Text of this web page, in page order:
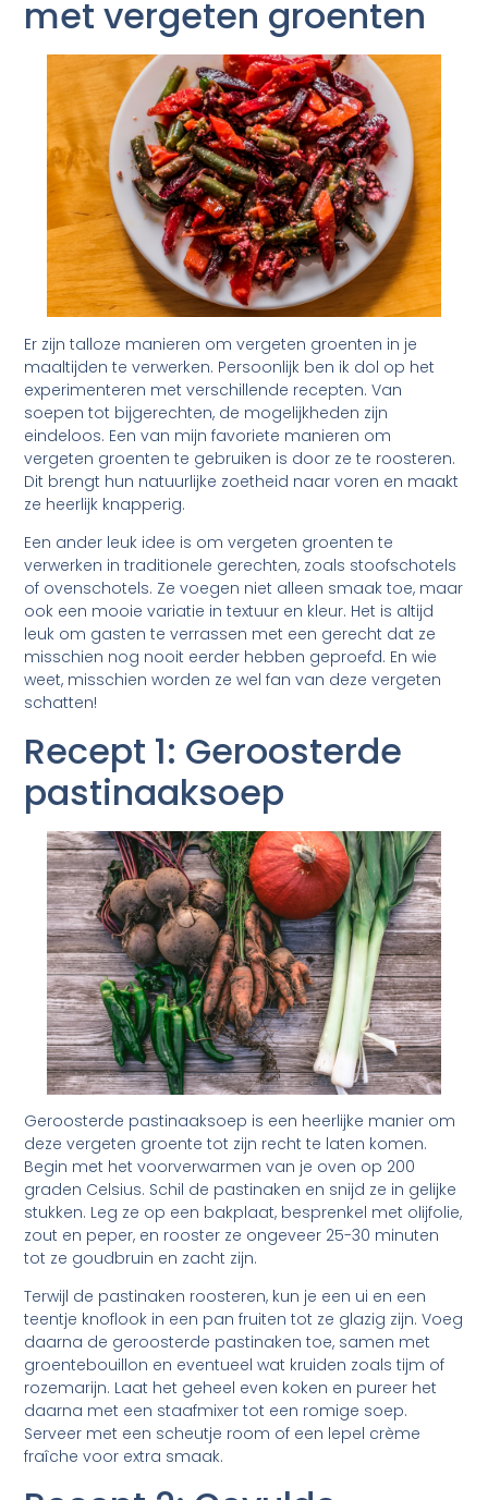
met vergeten groenten
Er zijn talloze manieren om vergeten groenten in je
maaltijden te verwerken. Persoonlijk ben ik dol op het
experimenteren met verschillende recepten. Van
soepen tot bijgerechten, de mogelijkheden zijn
eindeloos. Een van mijn favoriete manieren om
vergeten groenten te gebruiken is door ze te roosteren.
Dit brengt hun natuurlijke zoetheid naar voren en maakt
ze heerlijk knapperig.
Een ander leuk idee is om vergeten groenten te
verwerken in traditionele gerechten, zoals stoofschotels
of ovenschotels. Ze voegen niet alleen smaak toe, maar
ook een mooie variatie in textuur en kleur. Het is altijd
leuk om gasten te verrassen met een gerecht dat ze
misschien nog nooit eerder hebben geproefd. En wie
weet, misschien worden ze wel fan van deze vergeten
schatten!
Recept 1: Geroosterde
pastinaaksoep
Geroosterde pastinaaksoep is een heerlijke manier om
deze vergeten groente tot zijn recht te laten komen.
Begin met het voorverwarmen van je oven op 200
graden Celsius. Schil de pastinaken en snijd ze in gelijke
stukken. Leg ze op een bakplaat, besprenkel met olijfolie,
zout en peper, en rooster ze ongeveer 25-30 minuten
tot ze goudbruin en zacht zijn.
Terwijl de pastinaken roosteren, kun je een ui en een
teentje knoflook in een pan fruiten tot ze glazig zijn. Voeg
daarna de geroosterde pastinaken toe, samen met
groentebouillon en eventueel wat kruiden zoals tijm of
rozemarijn. Laat het geheel even koken en pureer het
daarna met een staafmixer tot een romige soep.
Serveer met een scheutje room of een lepel crème
fraîche voor extra smaak.